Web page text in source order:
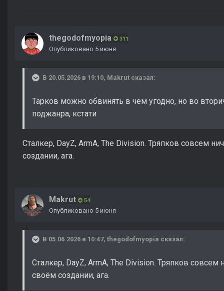
thegodofmyopia 311
Опубликовано 5 июня
В 20.05.2026 в 19:10, Makrut сказал:
Тарков можно обвинять в чем угодно, но во
поджанра, кстати
Сталкер, DayZ, ArmA, The Division. Тряпков совсем
создании, ага.
Makrut 54
Опубликовано 5 июня
В 05.06.2026 в 10:47, thegodofmyopia сказал:
Сталкер, DayZ, ArmA, The Division. Тряпков
своём создании, ага.